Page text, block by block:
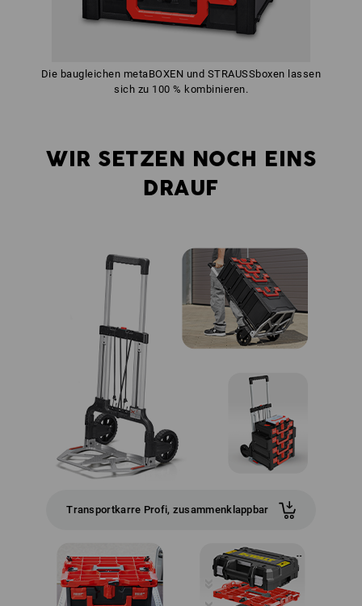
Die baugleichen metaBOXEN und STRAUSSboxen lassen
sich zu 100 % kombinieren.
WIR SETZEN NOCH EINS
DRAUF
Transportkarre Profi, zusammenklappbar